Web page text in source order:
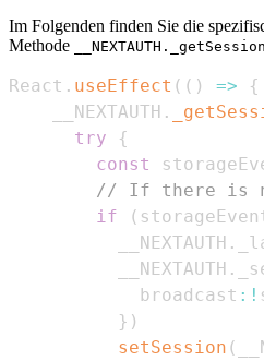
Im Folgenden finden Sie die
Methode
React . useEffect ( ( ) =>
{
    __NEXTAUTH
.
try
{
const
// If there is
if
(
          __NEXTAUTH
.
          __NEXTAUTH
.
            broadcast
: !
} )
setSession (